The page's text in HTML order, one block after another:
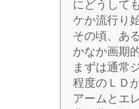
にどうして
ケか流行り
その頃、あ
かなか画期
まずは通常
程度のＬＤ
アームとエ